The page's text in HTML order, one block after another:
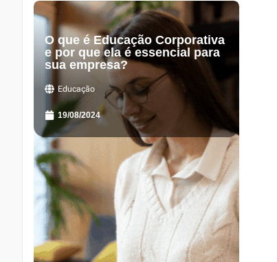
O que é Educação Corporativa
e por que ela é essencial para
sua empresa?
Educação
19/08/2024